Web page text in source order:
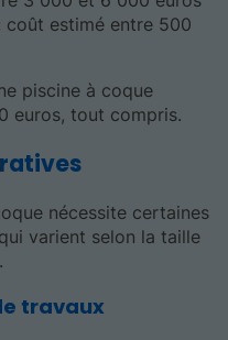
coût estimé entre 500
piscine à coque
euros, tout compris.
nécessite certaines
varient selon la taille
travaux